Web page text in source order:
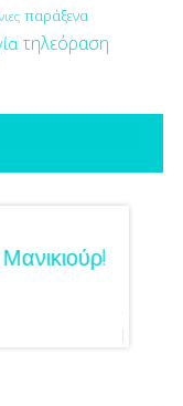
παράξενα
τηλεόραση